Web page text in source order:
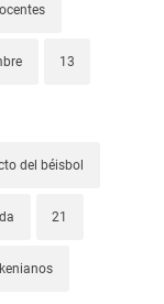
13
del béisbol
21